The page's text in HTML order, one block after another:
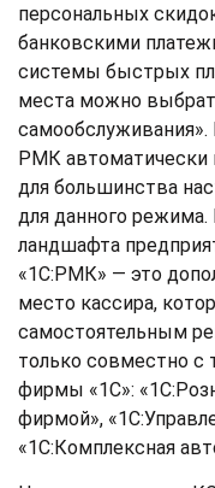
персональных
банковскими
системы быстрых
места можно
РМК автоматически
для большинства
для данного
ландшафта
«1С:РМК» — это
место кассира,
самостоятельным
только совместно
фирмы «1С»:
фирмой»,
«1С:Комплексная